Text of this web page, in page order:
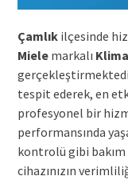
Çamlıkilçesinde
Mielemarkalı Klima
tespit ederek, en
profesyonel bir
performansında
kontrolü gibi bakım
cihazınızın